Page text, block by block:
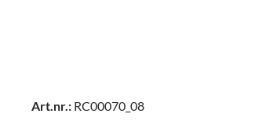
Art.nr.: RC00070_08